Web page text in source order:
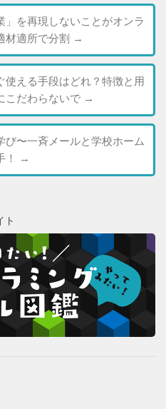
」を再現しないことがオンラ
材適所で分割 →
える手段はどれ？特徴と用
こだわらないで →
〜一斉メールと学校ホーム
！
→
ト